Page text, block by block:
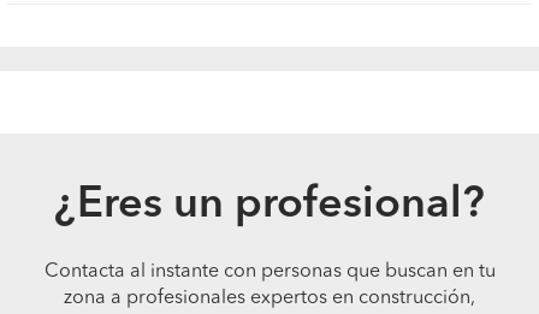
¿Eres un profesional?
Contacta al instante con personas que buscan en tu
zona a profesionales expertos en construcción,